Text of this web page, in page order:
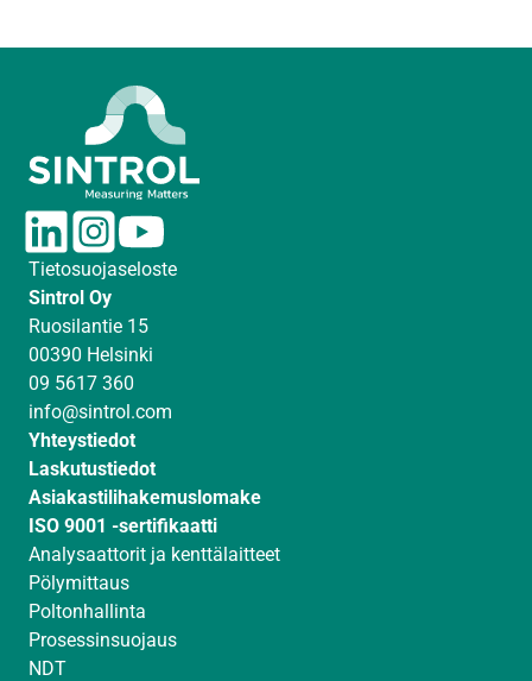
L
i
n
k
e
d
I
n
I
n
s
a
g
r
a
m
u
Tietosuojaseloste
Sintrol Oy
Ruosilantie 15
00390 Helsinki
09 5617 360
info@sintrol.com
Yhteystiedot
Laskutustiedot
Asiakastilihakemuslomake
ISO 9001 -sertifikaatti
Analysaattorit ja kenttälaitteet
Pölymittaus
Poltonhallinta
Prosessinsuojaus
NDT